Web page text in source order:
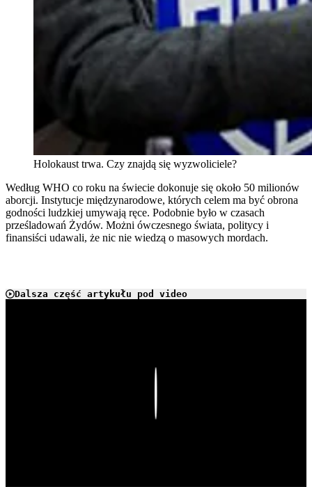
Holokaust trwa. Czy znajdą się wyzwoliciele?
Według WHO co roku na świecie dokonuje się około 50 milionów
aborcji. Instytucje międzynarodowe, których celem ma być obrona
godności ludzkiej umywają ręce. Podobnie było w czasach
prześladowań Żydów. Możni ówczesnego świata, politycy i
finansiści udawali, że nic nie wiedzą o masowych mordach.
Dalsza część artykułu pod video